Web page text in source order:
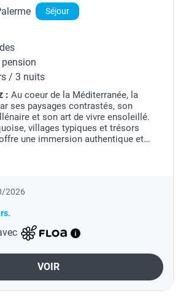
Séjour
pension
/ 3 nuits
: Au coeur de la Méditerranée, la
ses paysages contrastés, son
et son art de vivre ensoleillé.
villages typiques et trésors
une immersion authentique et
2026
VOIR